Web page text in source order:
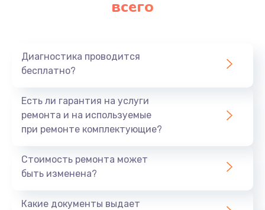
Заказать
1000 руб.
Восстановление/замена диффузора
1400 руб.
Ремонт платы усилителя
всего
Диагностика проводится
бесплатно?
Есть ли гарантия на услуги
ремонта и на используемые
при ремонте комплектующие?
Стоимость ремонта может
быть изменена?
Какие документы выдает